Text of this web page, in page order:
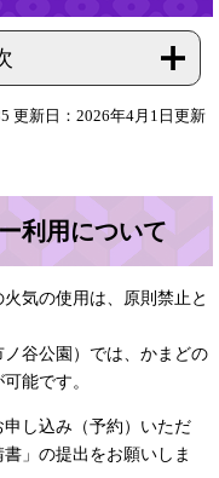
更新日：2026年4月1日更新
利用について
気の使用は、原則禁止と
谷公園）では、かまどの
能です。
し込み（予約）いただ
」の提出をお願いしま